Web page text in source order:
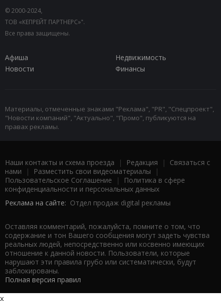
© 2000-2024,
ТОВ «КЕПРЕЙТ ПАРТНЕРС»".
Все права защищены.
Афиша
Недвижимость
Новости
Финансы
Материалы, отмеченные знаками "Реклама", "PR", "Спецпроект",
"Новости компаний", "Актуально", "Промо", публикуются на
правах рекламы.
Наши контакты и схема проезда | Редакция | Связаться с
нами | Разместить свои видеоматериалы |
Пользовательское Соглашение |
Политика в сфере
конфиденциальности и персональных данных
Реклама на сайте: Отдел продаж digital рекламы
Оставляя комментарий, пожалуйста, помните о том, что
содержание и тон Вашего сообщения могут задеть чувства
реальных людей, непосредственно или косвенно имеющих
отношение к данной новости. Пользователи, которые
нарушают эти правила грубо или систематически, будут
заблокированы.
Полная версия правил
x